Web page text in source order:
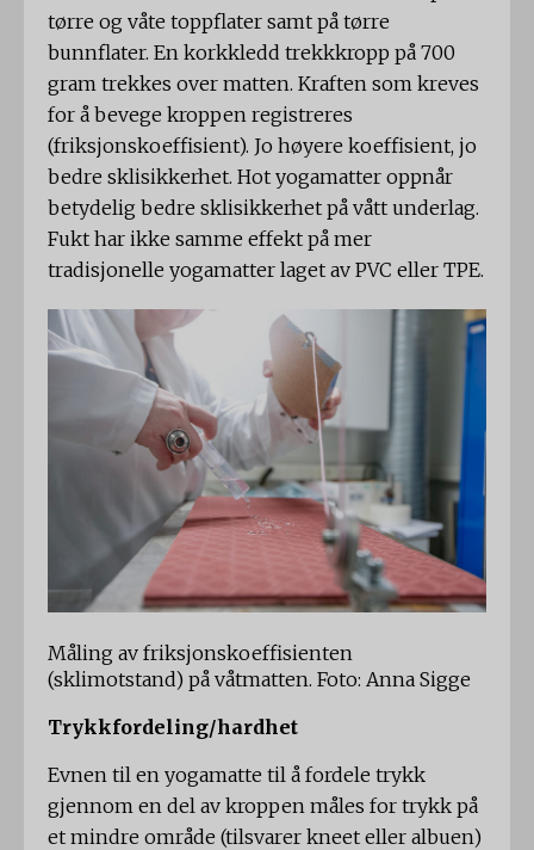
tørre og våte toppflater samt på tørre
bunnflater. En korkkledd trekkkropp på 700
gram trekkes over matten. Kraften som kreves
for å bevege kroppen registreres
(friksjonskoeffisient). Jo høyere koeffisient, jo
bedre sklisikkerhet. Hot yogamatter oppnår
betydelig bedre sklisikkerhet på vått underlag.
Fukt har ikke samme effekt på mer
tradisjonelle yogamatter laget av PVC eller TPE.
Måling av friksjonskoeffisienten
(sklimotstand) på våtmatten. Foto: Anna Sigge
Trykkfordeling/hardhet
Evnen til en yogamatte til å fordele trykk
gjennom en del av kroppen måles for trykk på
et mindre område (tilsvarer kneet eller albuen)